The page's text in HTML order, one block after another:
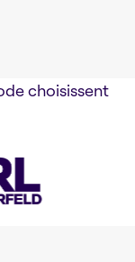
choisissent